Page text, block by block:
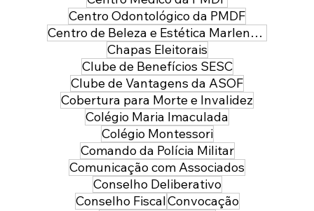
Centro Odontológico da PMDF
Centro de Beleza e Estética Marlene Leal
Chapas Eleitorais
Clube de Benefícios SESC
Clube de Vantagens da ASOF
Cobertura para Morte e Invalidez
Colégio Maria Imaculada
Colégio Montessori
Comando da Polícia Militar
Comunicação com Associados
Conselho Deliberativo
Conselho FiscalConvocação